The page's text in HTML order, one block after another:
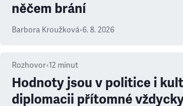
něčem brání
Barbora Kroužková•6. 8. 2026
Rozhovor•12 minut
Hodnoty jsou v politice i
diplomacii přítomné